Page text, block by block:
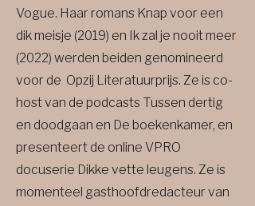
Vogue. Haar romans Knap voor een
dik meisje (2019) en Ik zal je nooit meer
(2022) werden beiden genomineerd
voor de Opzij Literatuurprijs. Ze is co-
host van de podcasts Tussen dertig
en doodgaan en De boekenkamer, en
presenteert de online VPRO
docuserie Dikke vette leugens. Ze is
momenteel gasthoofdredacteur van